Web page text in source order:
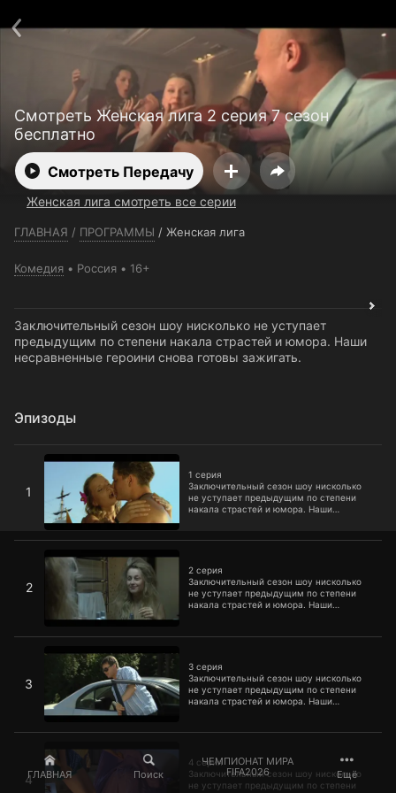
ГЛАВНАЯ Поиск
ЧЕМПИОНАТ МИРА
FIFA2026
Ещё
Смотреть Женская лига 2 серия 7 сезон
бесплатно
Смотреть Передачу
Женская лига смотреть все серии
ГЛАВНАЯ / ПРОГРАММЫ / Женская лига
Комедия Россия 16+
Заключительный сезон шоу нисколько не уступает
предыдущим по степени накала страстей и юмора. Наши
несравненные героини снова готовы зажигать.
Эпизоды
1
1 серия
Заключительный сезон шоу нисколько
не уступает предыдущим по степени
накала страстей и юмора. Наши
1 серия
2
2 серия
Заключительный сезон шоу нисколько
не уступает предыдущим по степени
накала страстей и юмора. Наши
3
3 серия
Заключительный сезон шоу нисколько
не уступает предыдущим по степени
накала страстей и юмора. Наши
4
4 серия
Заключительный сезон шоу нисколько
не уступает предыдущим по степени
Пользовательское соглашение
Политика конфиденциальности
Открыть приложение
Ввести промокод